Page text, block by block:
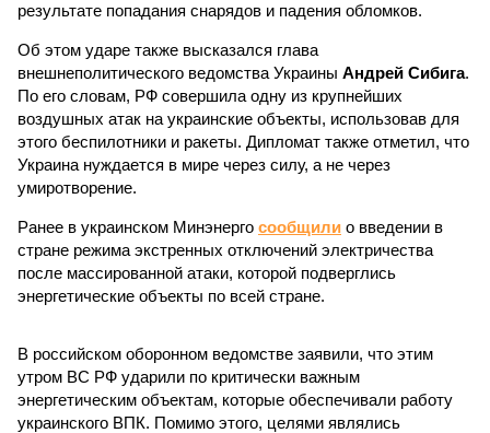
результате попадания снарядов и падения обломков.
Об этом ударе также высказался глава
внешнеполитического ведомства Украины Андрей Сибига.
По его словам, РФ совершила одну из крупнейших
воздушных атак на украинские объекты, использовав для
этого беспилотники и ракеты. Дипломат также отметил, что
Украина нуждается в мире через силу, а не через
умиротворение.
Ранее в украинском Минэнерго сообщили о введении в
стране режима экстренных отключений электричества
после массированной атаки, которой подверглись
энергетические объекты по всей стране.
В российском оборонном ведомстве заявили, что этим
утром ВС РФ ударили по критически важным
энергетическим объектам, которые обеспечивали работу
украинского ВПК. Помимо этого, целями являлись